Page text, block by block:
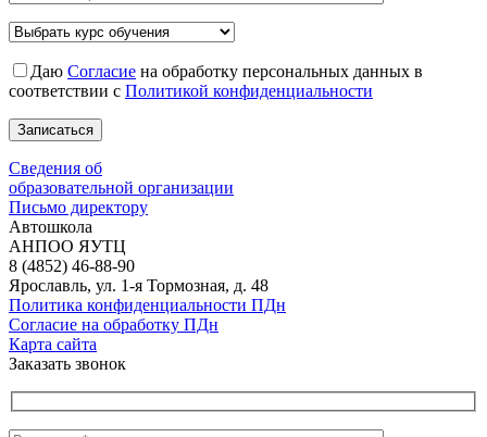
Даю Согласие на обработку персональных данных в
соответствии с Политикой конфиденциальности
Сведения об
образовательной организации
Письмо директору
Автошкола
АНПОО ЯУТЦ
8 (4852) 46-88-90
Ярославль, ул. 1-я Тормозная, д. 48
Политика конфиденциальности ПДн
Согласие на обработку ПДн
Карта сайта
Заказать звонок